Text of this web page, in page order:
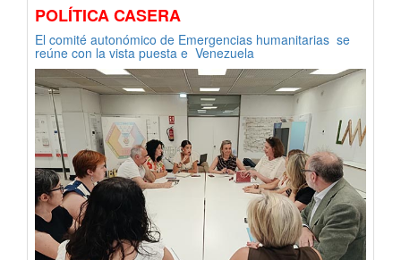
POLÍTICA CASERA
El comité autonómico de Emergencias humanitarias se
reúne con la vista puesta e Venezuela